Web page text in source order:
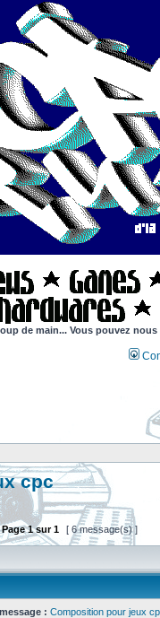
de main... Vous pouvez
cpc
Page1sur1 [ 6 message(s) ]
: Composition pour jeux